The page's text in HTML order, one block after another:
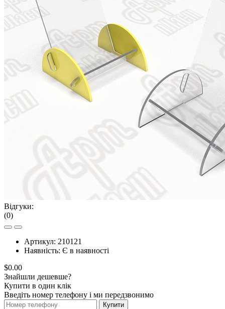
Відгуки:
(0)
Артикул: 210121
Наявність: Є в наявності
$0.00
Знайшли дешевше?
Купити в один клік
Введіть номер телефону і ми передзвонимо
Купити